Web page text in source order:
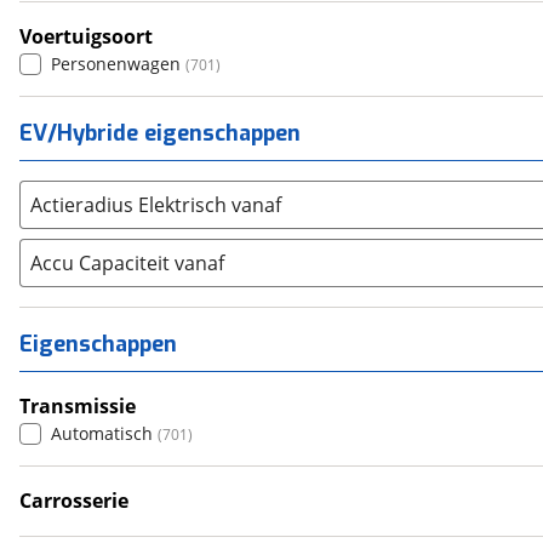
Suzuki (582)
Toyota (1345)
Volkswagen
Volvo (1280)
Alle merken
Abarth )
Aiways (0)
Aixam (38)
Alfa Romeo
69 )
Aston Martin
Audi (932)
Austin (0)
Auto Union
Benimar (0)
Voertuigsoort
Personenwagen (701)
EV/Hybride eigenschappen
Actieradius Elektrisch vanaf
Accu Capaciteit vanaf
Eigenschappen
Transmissie
Automatisch (701)
Carrosserie